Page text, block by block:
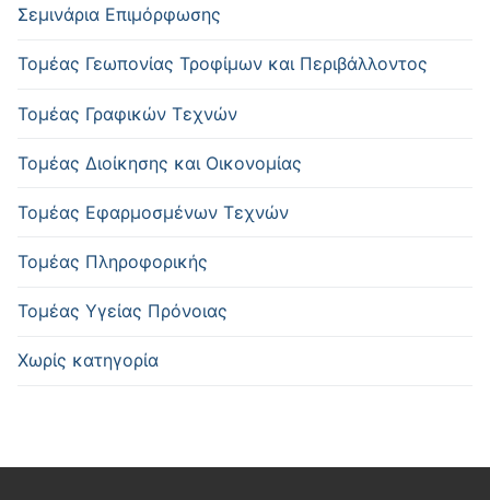
Σεμινάρια Επιμόρφωσης
Τομέας Γεωπονίας Τροφίμων και Περιβάλλοντος
Τομέας Γραφικών Τεχνών
Τομέας Διοίκησης και Οικονομίας
Τομέας Εφαρμοσμένων Τεχνών
Τομέας Πληροφορικής
Τομέας Υγείας Πρόνοιας
Χωρίς κατηγορία